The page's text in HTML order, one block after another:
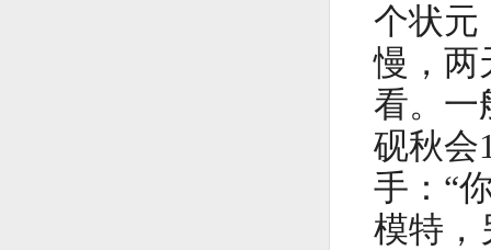
个状元
慢，两
看。一
砚秋会
手：“
模特，